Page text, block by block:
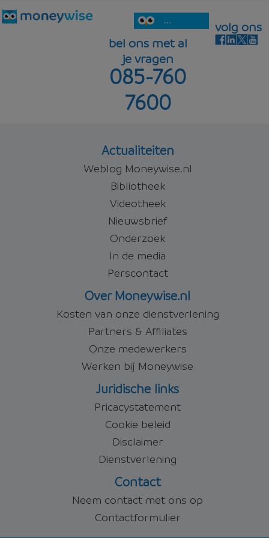
...
bel ons met al
je vragen
085-760
7600
volg ons
Actualiteiten
Weblog Moneywise.nl
Bibliotheek
Videotheek
Nieuwsbrief
Onderzoek
In de media
Perscontact
Over Moneywise.nl
Kosten van onze dienstverlening
Partners & Affiliates
Onze medewerkers
Werken bij Moneywise
Juridische links
Pricacystatement
Cookie beleid
Disclaimer
Dienstverlening
Contact
Neem contact met ons op
Contactformulier